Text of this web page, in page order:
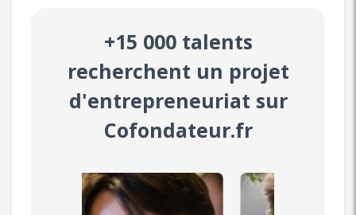
+15 000 talents
recherchent un projet
d'entrepreneuriat sur
Cofondateur.fr